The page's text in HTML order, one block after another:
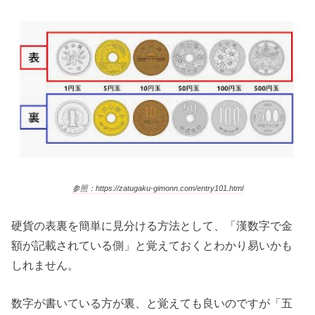
参照：https://zatugaku-gimonn.com/entry101.html
硬貨の表裏を簡単に見分ける方法として、「漢数字で金
額が記載されている側」と覚えておくとわかり易いかも
しれません。
数字が書いている方が裏、と覚えても良いのですが「五